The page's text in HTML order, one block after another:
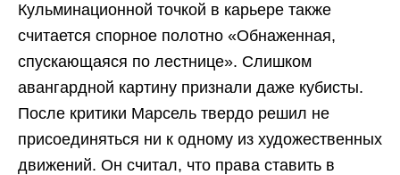
Кульминационной точкой в карьере также
считается спорное полотно «Обнаженная,
спускающаяся по лестнице». Слишком
авангардной картину признали даже кубисты.
После критики Марсель твердо решил не
присоединяться ни к одному из художественных
движений. Он считал, что права ставить в